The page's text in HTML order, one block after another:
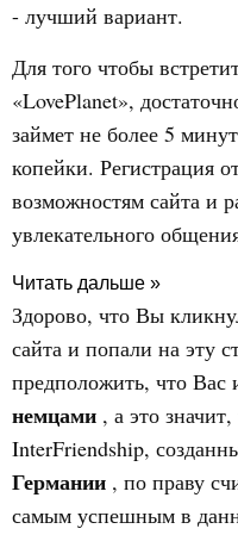
- лучший вариант.
Для того чтобы
«LovePlanet»,
займет не более 5
копейки. Регистрация
возможностям сайта и
увлекательного
Читать дальше »
Здорово, что Вы
сайта и попали на эту
предположить, что Вас
немцами , а это
InterFriendship,
Германии , по праву
самым успешным в